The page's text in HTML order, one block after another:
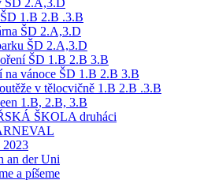
ŠD 2.A,3.D
1.B 2.B .3.B
ŠD 2.A,3.D
ŠD 2.A,3.D
ŠD 1.B 2.B 3.B
na vánoce ŠD 1.B 2.B 3.B
v tělocvičně 1.B 2.B .3.B
1.B, 2.B, 3.B
ŠKOLA druháci
an der Uni
a píšeme